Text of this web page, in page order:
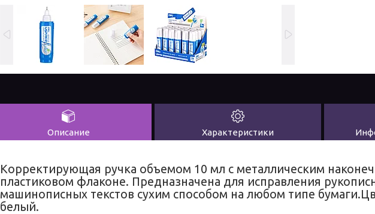
Описание Характеристики
Корректирующая ручка объемом 10 мл с металлическим
пластиковом флаконе. Предназначена для исправления
машинописных текстов сухим способом на любом типе
белый.